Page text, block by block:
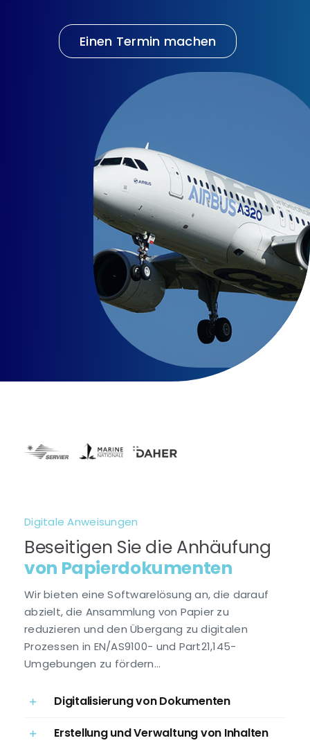
Einen Termin machen
Digitale Anweisungen
Beseitigen Sie die Anhäufung
von Papierdokumenten
Wir bieten eine Softwarelösung an, die darauf
abzielt, die Ansammlung von Papier zu
reduzieren und den Übergang zu digitalen
Prozessen in EN/AS9100- und Part21,145-
Umgebungen zu fördern…
Digitalisierung von Dokumenten
Erstellung und Verwaltung von Inhalten